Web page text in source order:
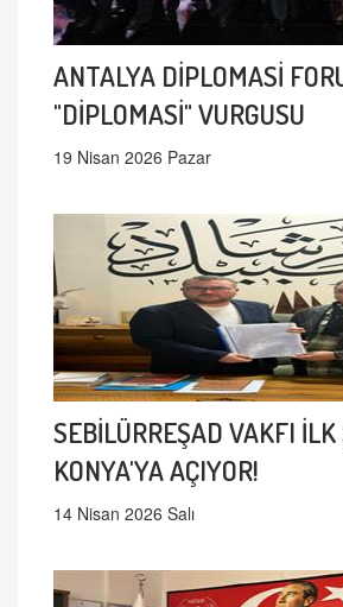
ANTALYA DİPLOMASİ
"DİPLOMASİ" VURGUSU
19 Nisan 2026 Pazar
SEBİLÜRREŞAD VAKFI İLK
KONYA'YA AÇIYOR!
14 Nisan 2026 Salı